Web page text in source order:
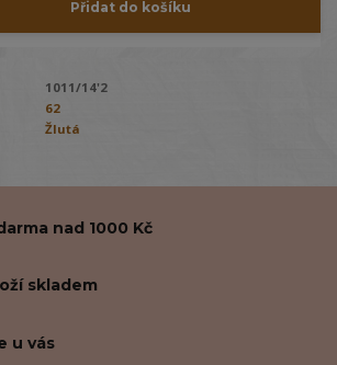
Přidat do košíku
1011/14'2
62
Žlutá
nad 1000 Kč
skladem
u vás